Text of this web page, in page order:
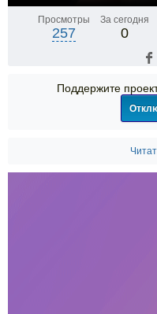
Просмотры
257
За сегодня
0
Поддержите